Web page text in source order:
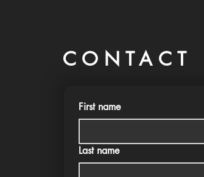
CONTACT
First name
Last name